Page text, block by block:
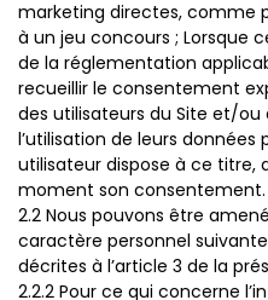
marketing directes, comme
à un jeu concours ; Lorsque
de la réglementation
recueillir le consentement
des utilisateurs du Site et/ou
l’utilisation de leurs
utilisateur dispose à ce titre,
moment son consentement.
2.2 Nous pouvons être
caractère personnel
décrites à l’article 3 de la
2.2.2 Pour ce qui concerne